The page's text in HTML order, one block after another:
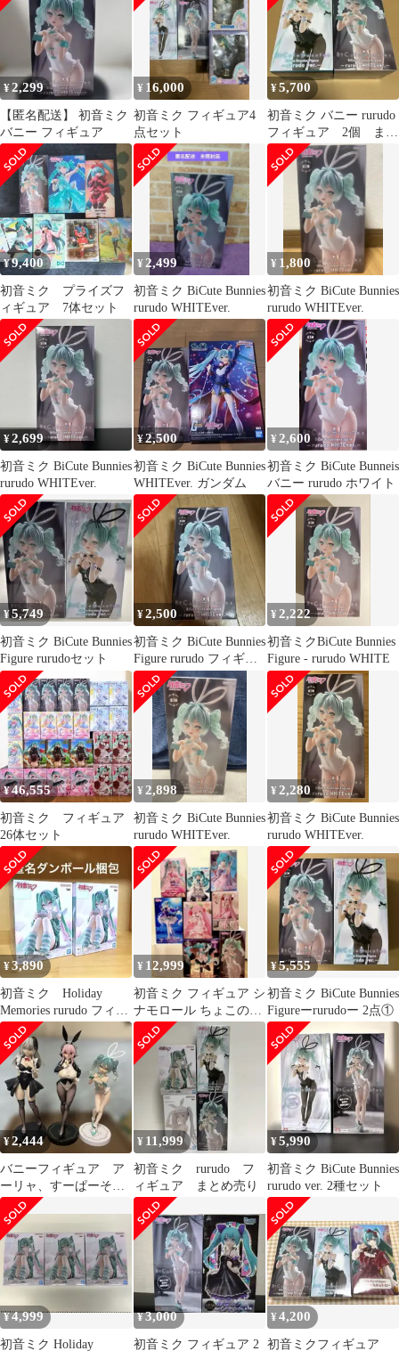
¥2,299
【匿名配送】 初音ミク
バニー フィギュア
¥ 16,000
初音ミク フィギュア4
点セット
¥5,700
初音ミク バニー rurudo
フィギュア 2個 まと
め売り 新品未開封
¥9,400
初音ミク プライズフ
ィギュア 7体セット
¥ 2,499
初音ミク BiCute Bunnies
rurudo WHITEver.
¥ 1,800
初音ミク BiCute Bunnies
rurudo WHITEver.
¥2,699
初音ミク BiCute Bunnies
rurudo WHITEver.
¥2,500
初音ミク BiCute Bunnies
WHITEver. ガンダム
¥2,600
初音ミク BiCute Bunneis
バニー rurudo ホワイト
¥5,749
初音ミク BiCute Bunnies
Figure rurudoセット
¥2,500
初音ミク BiCute Bunnies
Figure rurudo フィギュ
ア
¥2,222
初音ミクBiCute Bunnies
Figure - rurudo WHITE
¥46,555
初音ミク フィギュア
26体セット
¥ 2,898
初音ミク BiCute Bunnies
rurudo WHITEver.
¥ 2,280
初音ミク BiCute Bunnies
rurudo WHITEver.
¥3,890
初音ミク Holiday
Memories rurudo フィギ
ュア ゲーム
¥ 12,999
初音ミク フィギュア シ
ナモロール ちょこのせ
タイクレ 桜ミク AMP
バニー
¥5,555
初音ミク BiCute Bunnies
Figureーrurudoー 2点①
¥2,444
バニーフィギュア ア
ーリャ、すーぱーそに
子、初音ミク3体まとめ
売り
¥ 11,999
初音ミク rurudo フ
ィギュア まとめ売り
¥5,990
初音ミク BiCute Bunnies
rurudo ver. 2種セット
¥4,999
初音ミク Holiday
¥3,000
初音ミク フィギュア 2
¥4,200
初音ミクフィギュア